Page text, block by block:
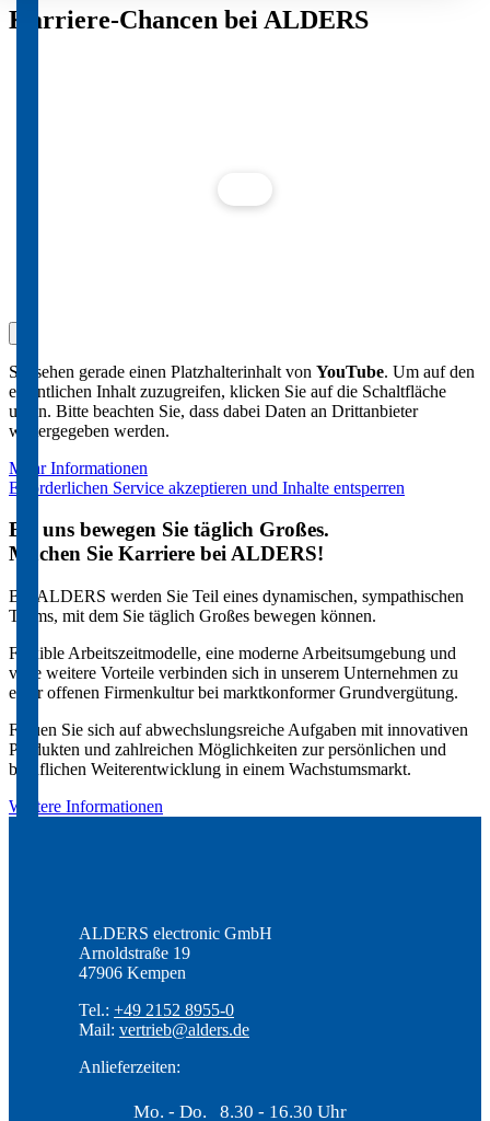
Karriere-Chancen bei ALDERS
Sie sehen gerade einen Platzhalterinhalt von YouTube. Um auf den
eigentlichen Inhalt zuzugreifen, klicken Sie auf die Schaltfläche
unten. Bitte beachten Sie, dass dabei Daten an Drittanbieter
weitergegeben werden.
Mehr Informationen
Erforderlichen Service akzeptieren und Inhalte entsperren
Bei uns bewegen Sie täglich Großes.
Machen Sie Karriere bei ALDERS!
Bei ALDERS werden Sie Teil eines dynamischen, sympathischen
Teams, mit dem Sie täglich Großes bewegen können.
Flexible Arbeitszeitmodelle, eine moderne Arbeitsumgebung und
viele weitere Vorteile verbinden sich in unserem Unternehmen zu
einer offenen Firmenkultur bei marktkonformer Grundvergütung.
Freuen Sie sich auf abwechslungsreiche Aufgaben mit innovativen
Produkten und zahlreichen Möglichkeiten zur persönlichen und
beruflichen Weiterentwicklung in einem Wachstumsmarkt.
Weitere Informationen
ALDERS electronic GmbH
Arnoldstraße 19
47906 Kempen
Tel.: +49 2152 8955-0
Mail: vertrieb@alders.de
Anlieferzeiten:
Mo. - Do. 8.30 - 16.30 Uhr